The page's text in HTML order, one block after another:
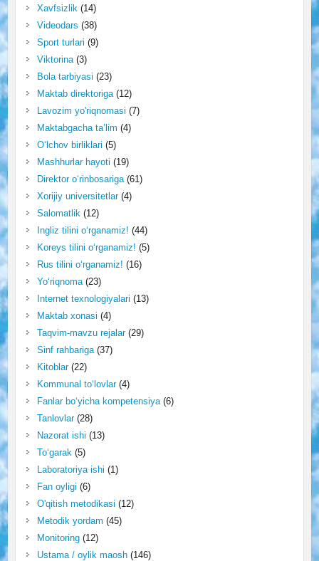
Xavfsizlik (14)
Videodars (38)
Sport turlari (9)
Viktorina(3)
Bola tarbiyasi (23)
Maktab direktoriga(12)
Lavozim yo'riqnomasi (7)
Maktabgacha ta’lim (4)
O‘lchov birliklari (5)
Mashhurlar hayoti (19)
Direktor o‘rinbosariga(61)
Xorijiy universitetlar(4)
Salomatlik (12)
Ingliz tilini o‘rganamiz! (44)
Koreys tilini o‘rganamiz! (5)
Rus tilini o‘rganamiz! (16)
Yo‘riqnoma(23)
Internet texnologiyalari (13)
Maktab xonasi (4)
Taqvim-mavzu rejalar(29)
Sinf rahbariga(37)
Kitoblar(22)
Kommunal to‘lovlar(4)
Fanlar bo‘yicha kompetensiya(6)
Tanlovlar(28)
Nazorat ishi (13)
To‘garak (5)
Laboratoriya ishi (1)
Fan oyligi (6)
O'qitish metodikasi (12)
Metodik yordam (45)
Monitoring(12)
Ustama / oylik maosh(146)